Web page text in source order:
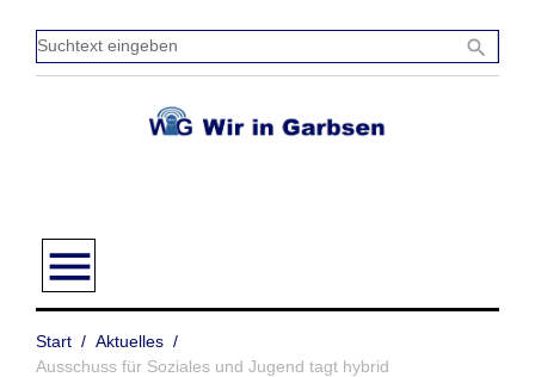
Inhalt
springen
search
menu
Start / Aktuelles /
Ausschuss für Soziales und Jugend tagt hybrid